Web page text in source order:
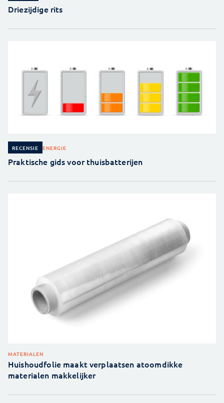
Driezijdige rits
RECENSIE ENERGIE
Praktische gids voor thuisbatterijen
MATERIALEN
Huishoudfolie maakt verplaatsen atoomdikke
materialen makkelijker